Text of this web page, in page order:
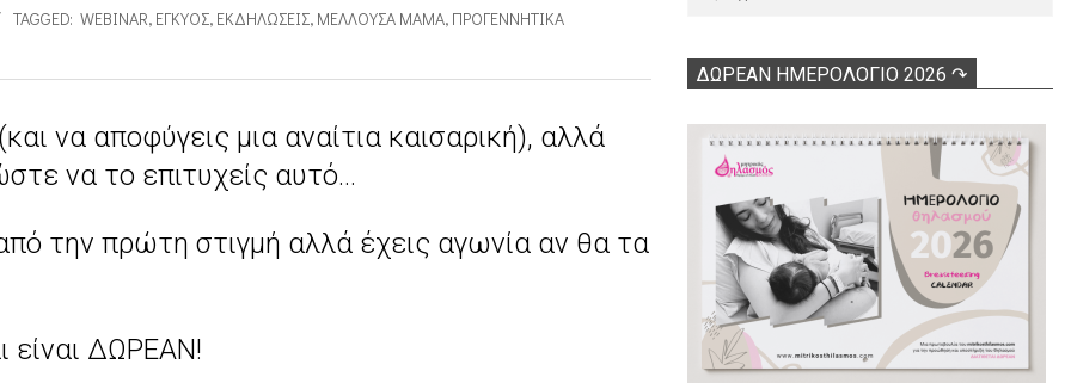
TAGGED: WEBINAR, ΈΓΚΥΟΣ, ΕΚΔΗΛΏΣΕΙΣ, ΜΈΛΛΟΥΣΑ ΜΑΜΆ, ΠΡΟΓΕΝΝΗΤΙΚΆ
να αποφύγεις μια αναίτια καισαρική), αλλά
να το επιτυχείς αυτό…
την πρώτη στιγμή αλλά έχεις αγωνία αν θα τα
είναι ΔΩΡΕΑΝ!
ΔΩΡΕΑΝ ΗΜΕΡΟΛΟΓΙΟ 2026 ↷